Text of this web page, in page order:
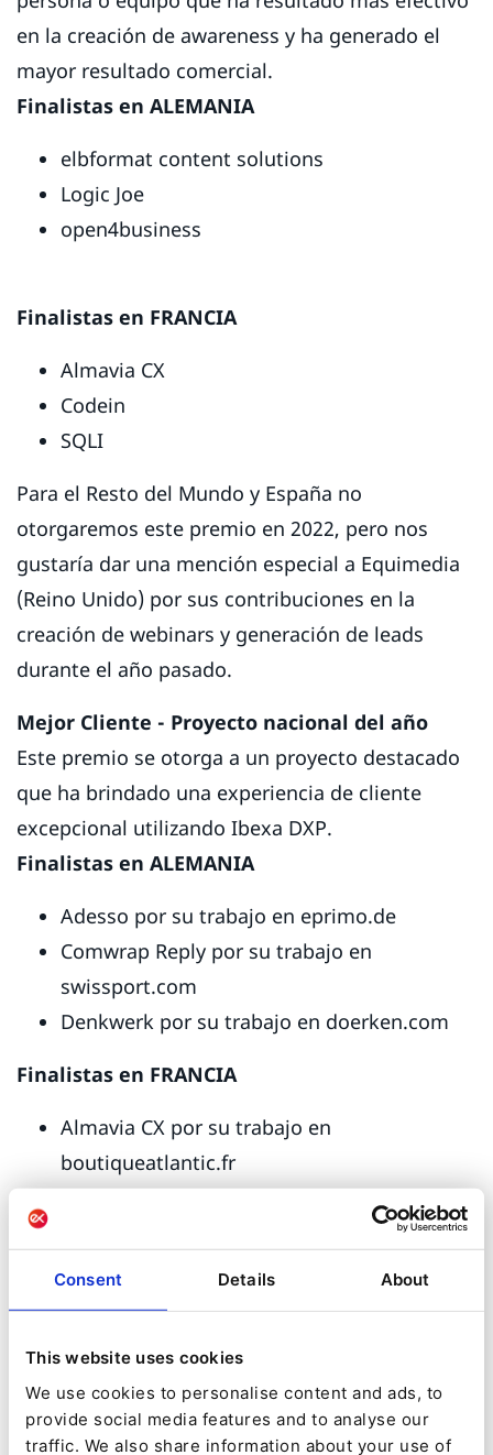
Consent Details About
This website uses cookies
We use cookies to personalise content and ads, to
provide social media features and to analyse our
traffic. We also share information about your use of
en la creación de awareness y ha generado el
mayor resultado comercial.
Finalistas en ALEMANIA
elbformat content solutions
Logic Joe
open4business
Finalistas en FRANCIA
Almavia CX
Codein
SQLI
Para el Resto del Mundo y España no
otorgaremos este premio en 2022, pero nos
gustaría dar una mención especial a Equimedia
(Reino Unido) por sus contribuciones en la
creación de webinars y generación de leads
durante el año pasado.
Mejor Cliente - Proyecto nacional del año
Este premio se otorga a un proyecto destacado
que ha brindado una experiencia de cliente
excepcional utilizando Ibexa DXP.
Finalistas en ALEMANIA
Adesso por su trabajo en eprimo.de
Comwrap Reply por su trabajo en
swissport.com
Denkwerk por su trabajo en doerken.com
Finalistas en FRANCIA
Almavia CX por su trabajo en
boutiqueatlantic.fr
Codéin por su trabajo en delabie.fr
Coexya (anteriormente conocida como
Sword) por su trabajo en resah.fr
Kaliop por su trabajo en mangerbouger.fr
Finalistas en el Resto del mundo
Aplyca por su trabajo en
americanchemistry.com